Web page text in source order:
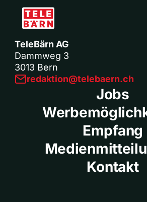
TeleBärn AG
Dammweg 3
3013 Bern
redaktion@telebaern.ch
Jobs
Empfang
Kontakt